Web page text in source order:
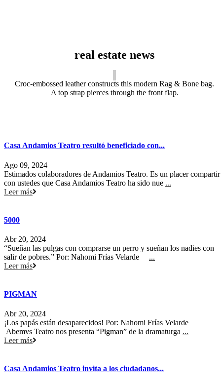
real estate news
Croc-embossed leather constructs this modern Rag & Bone bag.
A top strap pierces through the front flap.
Casa Andamios Teatro resultó beneficiado con...
Ago 09, 2024
Estimados colaboradores de Andamios Teatro. Es un placer compartir
con ustedes que Casa Andamios Teatro ha sido nue ...
Leer más
5000
Abr 20, 2024
“Sueñan las pulgas con comprarse un perro y sueñan los nadies con
salir de pobres.” Por: Nahomi Frías Velarde ...
Leer más
PIGMAN
Abr 20, 2024
¡Los papás están desaparecidos! Por: Nahomi Frías Velarde
Abemvs Teatro nos presenta “Pigman” de la dramaturga ...
Leer más
Casa Andamios Teatro invita a los ciudadanos...